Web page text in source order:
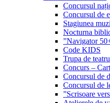
Concursul
Concursul de
Stagiunea
Nocturna
”Navigator
Code KIDS
Trupa de
Concurs –
Concursul de
Concursul de
”Scrisoare